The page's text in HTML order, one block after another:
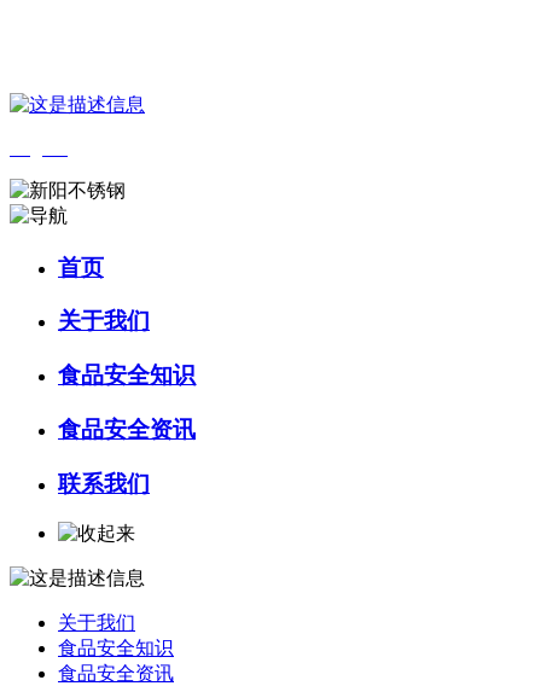
首页
关于我们
食品安全知识
食品安全资讯
联系我们
关于我们
食品安全知识
食品安全资讯